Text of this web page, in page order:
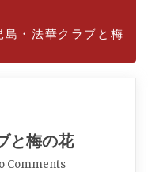
島・法華クラブと梅
と梅の花
Comments